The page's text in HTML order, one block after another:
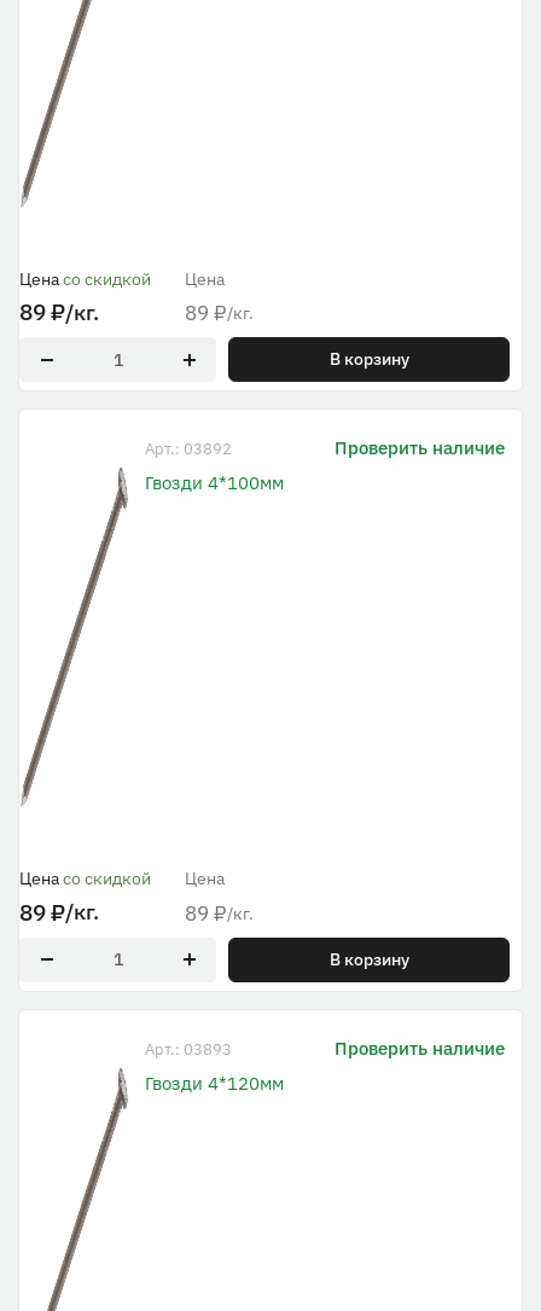
Цена
89 ₽/кг.
Ценасо скидкой
89₽/кг.
В корзину
Арт.: 03892
Проверить наличие
Гвозди 4*100мм
Цена
89 ₽/кг.
Ценасо скидкой
89₽/кг.
В корзину
Арт.: 03893
Проверить наличие
Гвозди 4*120мм